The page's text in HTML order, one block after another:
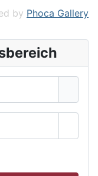
by Phoca Gallery